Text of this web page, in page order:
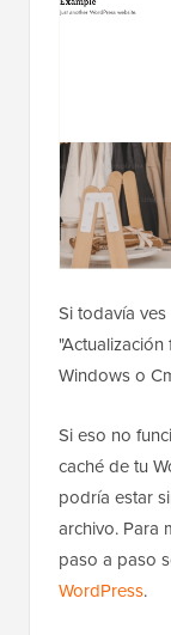
Si todavía
Windows o
Si eso no
caché de tu
podría estar
archivo. Para
paso a paso
WordPress.